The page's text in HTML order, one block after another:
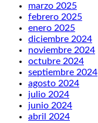
marzo 2025
febrero 2025
enero 2025
diciembre 2024
noviembre 2024
octubre 2024
septiembre 2024
agosto 2024
julio 2024
junio 2024
abril 2024